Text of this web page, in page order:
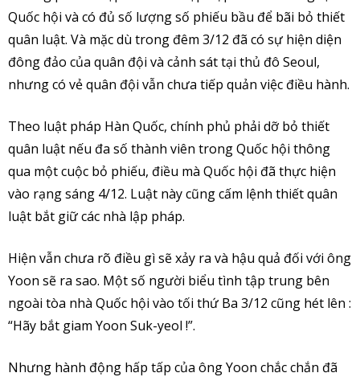
Quốc hội và có đủ số lượng số phiếu bầu để bãi bỏ thiết
quân luật. Và mặc dù trong đêm 3/12 đã có sự hiện diện
đông đảo của quân đội và cảnh sát tại thủ đô Seoul,
nhưng có vẻ quân đội vẫn chưa tiếp quản việc điều hành.
Theo luật pháp Hàn Quốc, chính phủ phải dỡ bỏ thiết
quân luật nếu đa số thành viên trong Quốc hội thông
qua một cuộc bỏ phiếu, điều mà Quốc hội đã thực hiện
vào rạng sáng 4/12. Luật này cũng cấm lệnh thiết quân
luật bắt giữ các nhà lập pháp.
Hiện vẫn chưa rõ điều gì sẽ xảy ra và hậu quả đối với ông
Yoon sẽ ra sao. Một số người biểu tình tập trung bên
ngoài tòa nhà Quốc hội vào tối thứ Ba 3/12 cũng hét lên :
“Hãy bắt giam Yoon Suk-yeol !”.
Nhưng hành động hấp tấp của ông Yoon chắc chắn đã